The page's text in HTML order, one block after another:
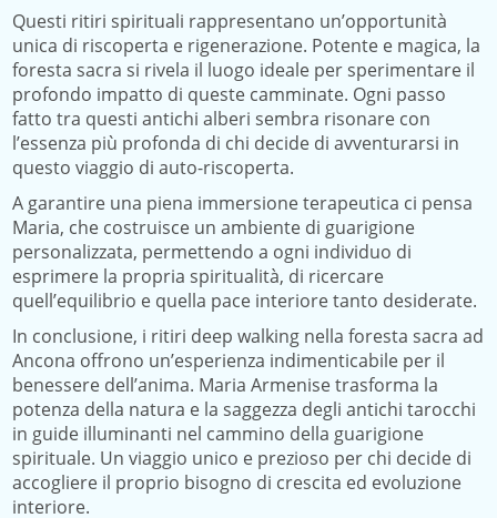
Questi ritiri spirituali rappresentano un’opportunità
unica di riscoperta e rigenerazione. Potente e magica, la
foresta sacra si rivela il luogo ideale per sperimentare il
profondo impatto di queste camminate. Ogni passo
fatto tra questi antichi alberi sembra risonare con
l’essenza più profonda di chi decide di avventurarsi in
questo viaggio di auto-riscoperta.
A garantire una piena immersione terapeutica ci pensa
Maria, che costruisce un ambiente di guarigione
personalizzata, permettendo a ogni individuo di
esprimere la propria spiritualità, di ricercare
quell’equilibrio e quella pace interiore tanto desiderate.
In conclusione, i ritiri deep walking nella foresta sacra ad
Ancona offrono un’esperienza indimenticabile per il
benessere dell’anima. Maria Armenise trasforma la
potenza della natura e la saggezza degli antichi tarocchi
in guide illuminanti nel cammino della guarigione
spirituale. Un viaggio unico e prezioso per chi decide di
accogliere il proprio bisogno di crescita ed evoluzione
interiore.